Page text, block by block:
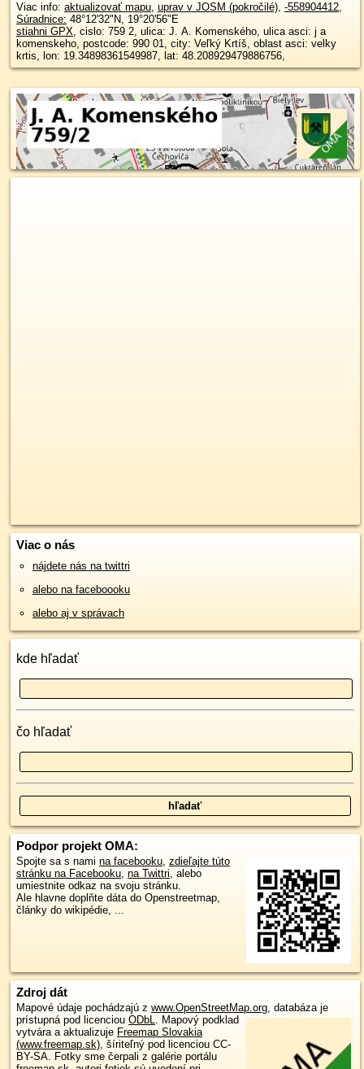
Viac info: aktualizovať mapu, uprav v JOSM (pokročilé), -558904412,
Súradnice: 48°12'32"N, 19°20'56"E
stiahni GPX, cislo: 759 2, ulica: J. A. Komenského, ulica asci: j a
komenskeho, postcode: 990 01, city: Veľký Krtíš, oblast asci: velky
krtis, lon: 19.34898361549987, lat: 48.208929479886756,
Viac o nás
nájdete nás na twittri
alebo na faceboooku
alebo aj v správach
kde hľadať
čo hľadať
Podpor projekt OMA:
Spojte sa s nami na facebooku, zdieľajte túto
stránku na Facebooku, na Twittri, alebo
umiestnite odkaz na svoju stránku.
Ale hlavne doplňte dáta do Openstreetmap,
články do wikipédie, ...
Zdroj dát
Mapové údaje pochádzajú z www.OpenStreetMap.org, databáza je
prístupná pod licenciou ODbL. Mapový podklad
vytvára a aktualizuje Freemap Slovakia
(www.freemap.sk), šíriteľný pod licenciou CC-
BY-SA. Fotky sme čerpali z galérie portálu